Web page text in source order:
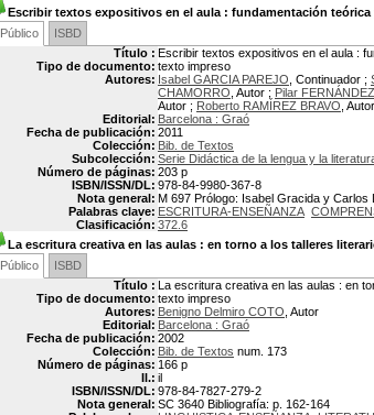
Escribir textos expositivos en el aula : fundamentación
Público
ISBD
Título : Escribir textos expositivos en el aula :
Tipo de documento: texto impreso
Autores: Isabel GARCIA PAREJO , Continuador ;
CHAMORRO , Autor ; Pilar
Autor ; Roberto RAMÍREZ BRAVO ,
Editorial: Barcelona : Graó
Fecha de publicación: 2011
Colección: Bib. de Textos
Subcolección: Serie Didáctica de la lengua y la
Número de páginas: 203 p
ISBN/ISSN/DL: 978-84-9980-367-8
Nota general: M 697 Prólogo: Isabel Gracida y Carlos
Palabras clave: ESCRITURA-ENSEÑANZA
Clasificación: 372.6
La escritura creativa en las aulas : en torno a los talleres
Público
ISBD
Título : La escritura creativa en las aulas : en
Tipo de documento: texto impreso
Autores: Benigno Delmiro COTO , Autor
Editorial: Barcelona : Graó
Fecha de publicación: 2002
Colección: Bib. de Textos num. 173
Número de páginas: 166 p
Il.: il
ISBN/ISSN/DL: 978-84-7827-279-2
Nota general: SC 3640 Bibliografía: p. 162-164